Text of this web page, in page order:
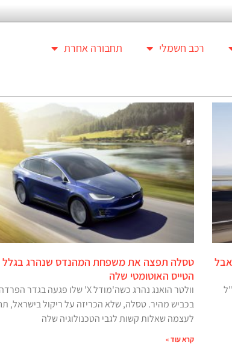
רכב חשמלי
תחבורה אחרת
– אבל
טסלה תפצה את משפחת המהנדס שנהרג בגלל
הטייס האוטומטי שלה
וולטר הואנג נהרג כשה'מודל X' שלו פגעה בגדר הפרדה
בכביש מהיר. טסלה, שלא הכריזה על ריקול בישראל,
לעצמה שאלות קשות לגבי הטכנולוגיה שלה
קרא עוד »